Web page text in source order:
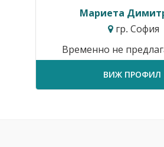
Мариета
гр. София
Временно не
ВИЖ ПРОФИЛ